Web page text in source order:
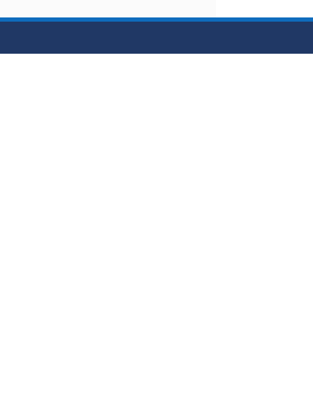
nasce frágil e a consequencia pode vir